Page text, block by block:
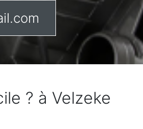
? à Velzeke